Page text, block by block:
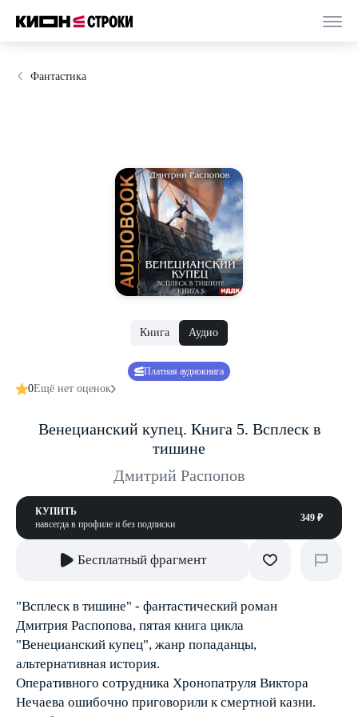
Фантастика
Книга Аудио
Платная аудиокнига
0Ещё нет оценок
Венецианский купец. Книга 5. Всплеск в
тишине
Дмитрий Распопов
КУПИТЬ
навсегда в профиле и без подписки
349 ₽
Бесплатный фрагмент
"Всплеск в тишине" - фантастический роман
Дмитрия Распопова, пятая книга цикла
"Венецианский купец", жанр попаданцы,
альтернативная история.
Оперативного сотрудника Хронопатруля Виктора
Нечаева ошибочно приговорили к смертной казни.